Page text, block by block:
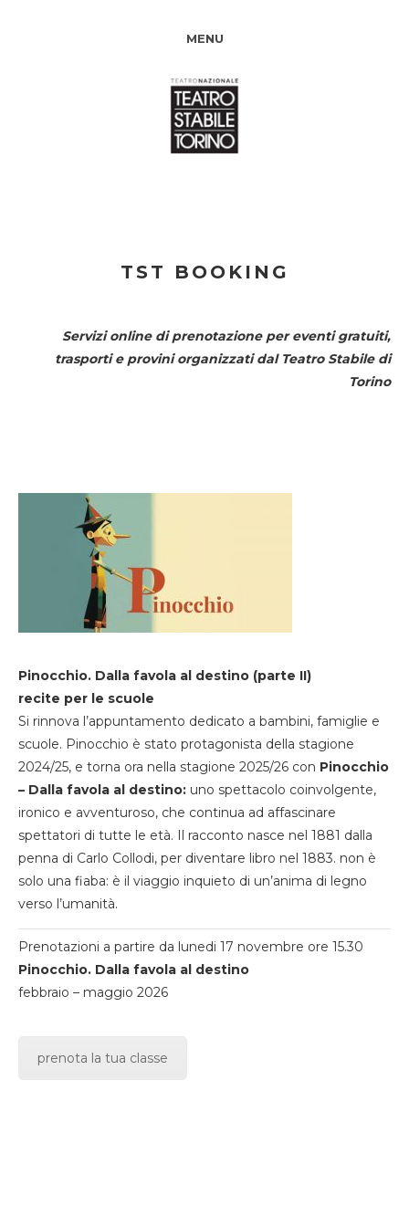
MENU
TST BOOKING
Servizi online di prenotazione per eventi gratuiti,
trasporti e provini organizzati dal Teatro Stabile di
Torino
Pinocchio. Dalla favola al destino (parte II)
recite per le scuole
Si rinnova l’appuntamento dedicato a bambini, famiglie e
scuole. Pinocchio è stato protagonista della stagione
2024/25, e torna ora nella stagione 2025/26 con Pinocchio
– Dalla favola al destino: uno spettacolo coinvolgente,
ironico e avventuroso, che continua ad affascinare
spettatori di tutte le età. Il racconto nasce nel 1881 dalla
penna di Carlo Collodi, per diventare libro nel 1883. non è
solo una fiaba: è il viaggio inquieto di un’anima di legno
verso l’umanità.
Prenotazioni a partire da lunedi 17 novembre ore 15.30
Pinocchio. Dalla favola al destino
febbraio – maggio 2026
prenota la tua classe